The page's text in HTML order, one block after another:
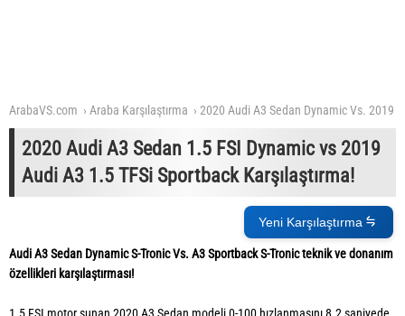
ArabaVS.com Araba Karşılaştırma 2020 Audi A3 Sedan Dynamic Vs. 2019
2020 Audi A3 Sedan 1.5 FSI Dynamic vs 2019
Audi A3 1.5 TFSi Sportback Karşılaştırma!
Yeni Karşılaştırma
Audi A3 Sedan Dynamic S-Tronic Vs. A3 Sportback S-Tronic teknik ve donanım
özellikleri karşılaştırması!